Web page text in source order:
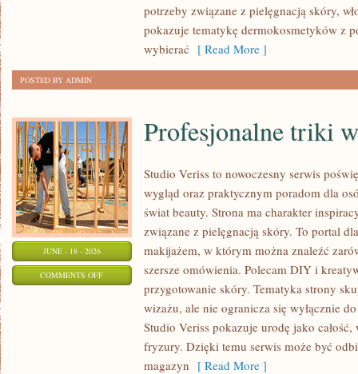
potrzeby związane z pielęgnacją skóry,
pokazuje tematykę dermokosmetyków z
wybierać [ Read More ]
POSTED BY ADMIN
JUNE - 18 - 2026
COMMENTS OFFON
PROFESJONALNE
WIZAŻYSTÓW
Profesjonalne triki
Studio Veriss to nowoczesny serwis
wygląd oraz praktycznym poradom dla
świat beauty. Strona ma charakter
związane z pielęgnacją skóry. To portal
makijażem, w którym można znaleźć
szersze omówienia. Polecam DIY i
przygotowanie skóry. Tematyka strony
wizażu, ale nie ogranicza się wyłącznie
Studio Veriss pokazuje urodę jako
fryzury. Dzięki temu serwis może być
magazyn [ Read More ]